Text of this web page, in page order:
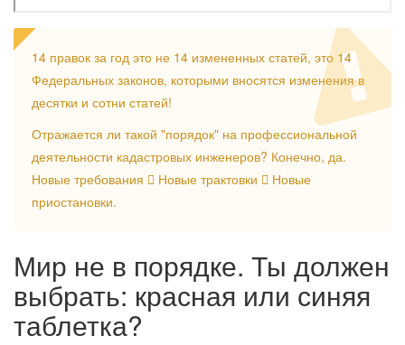
14 правок за год это не 14 измененных статей, это 14
Федеральных законов, которыми вносятся изменения в
десятки и сотни статей!
Отражается ли такой "порядок" на профессиональной
деятельности кадастровых инженеров? Конечно, да.
Новые требования
Новые трактовки
Новые
приостановки.
Мир не в порядке. Ты должен
выбрать: красная или синяя
таблетка?